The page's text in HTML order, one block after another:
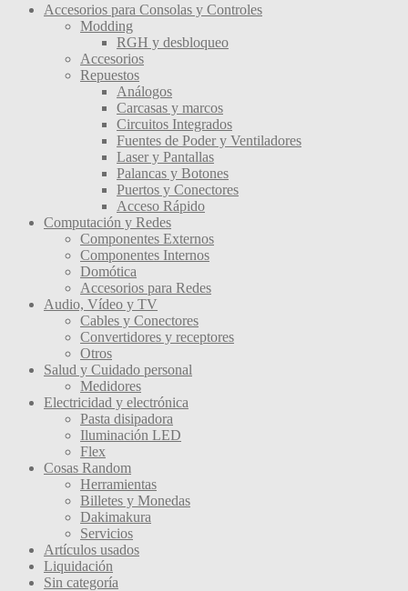
Accesorios para Consolas y Controles
Modding
RGH y desbloqueo
Accesorios
Repuestos
Análogos
Carcasas y marcos
Circuitos Integrados
Fuentes de Poder y Ventiladores
Laser y Pantallas
Palancas y Botones
Puertos y Conectores
Acceso Rápido
Computación y Redes
Componentes Externos
Componentes Internos
Domótica
Accesorios para Redes
Audio, Vídeo y TV
Cables y Conectores
Convertidores y receptores
Otros
Salud y Cuidado personal
Medidores
Electricidad y electrónica
Pasta disipadora
Iluminación LED
Flex
Cosas Random
Herramientas
Billetes y Monedas
Dakimakura
Servicios
Artículos usados
Liquidación
Sin categoría